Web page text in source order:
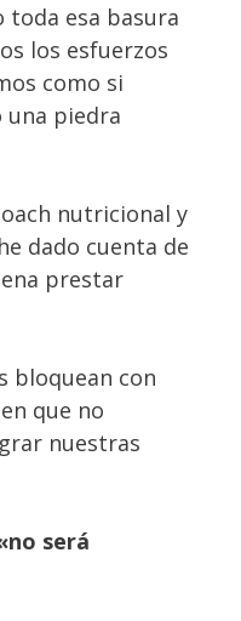
esa basura
los esfuerzos
como si
una piedra
nutricional y
dado cuenta de
prestar
bloquean con
que no
nuestras
será